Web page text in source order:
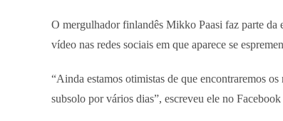
O mergulhador finlandês Mikko Paasi faz parte
vídeo nas redes sociais em que aparece se
“Ainda estamos otimistas de que encontraremos
subsolo por vários dias”, escreveu ele no